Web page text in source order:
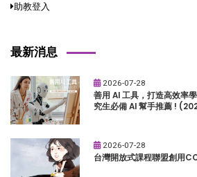
助教登入
最新消息
2026-07-28
善用 AI 工具，打造高效率
究生必備 AI 幫手推薦 !
2026-07-28
台灣開放式課程聯盟創用